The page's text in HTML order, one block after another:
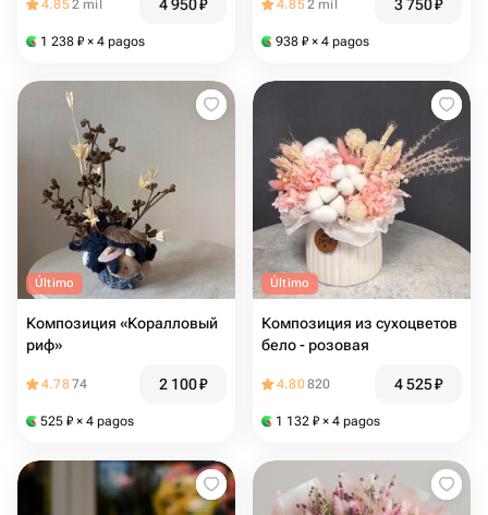
4.852 mil 4 950₽
1 238 ₽ × 4 pagos
4.852 mil 3 750₽
938 ₽ × 4 pagos
Último
Композиция «Коралловый
риф»
4.7874 2 100₽
525 ₽ × 4 pagos
Último
Композиция из сухоцветов
бело - розовая
4.80820 4 525₽
1 132 ₽ × 4 pagos